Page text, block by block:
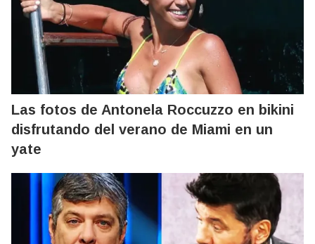
Las fotos de Antonela Roccuzzo en bikini
disfrutando del verano de Miami en un
yate